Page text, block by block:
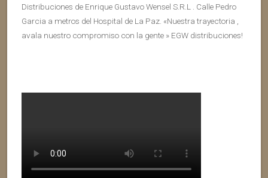
Distribuciones de Enrique Gustavo Wensel S.R.L . Calle Pedro
Garcia a metros del Hospital de La Paz. «Nuestra trayectoria ,
avala nuestro compromiso con la gente » EGW distribuciones!